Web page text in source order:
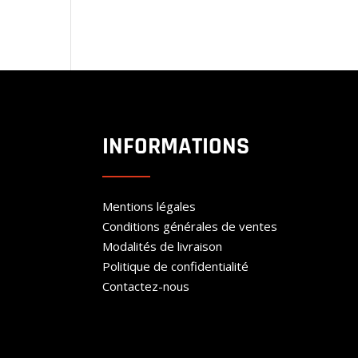
INFORMATIONS
Mentions légales
Conditions générales de ventes
Modalités de livraison
Politique de confidentialité
Contactez-nous